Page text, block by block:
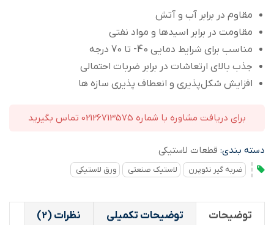
از 5 امتیاز
مشتری
مقاوم در برابر آب و آتش
مقاومت در برابر اسیدها و مواد نفتی
مناسب برای شرایط دمایی 40- تا 70 درجه
جذب بالای ارتعاشات در برابر ضربات احتمالی
افزایش شکل‌پذیری و انعطاف پذیری سازه‌ ها
برای دریافت مشاوره با شماره 02126713575 تماس بگیرید
دسته بندی: قطعات لاستیکی
ضربه گیر نئوپرن لاستیک صنعتی ورق لاستیکی
توضیحات توضیحات تکمیلی نظرات (2)